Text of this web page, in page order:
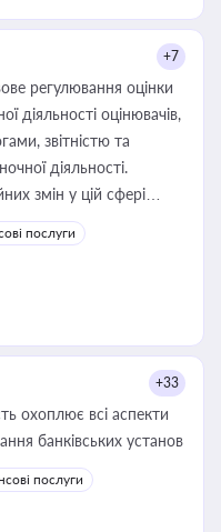
+7
регулювання оцінки
діяльності оцінювачів,
звітністю та
діяльності.
змін у цій сфері
юриста або
приватизації, оренди
і перевірки
послуги
+33
охоплює всі аспекти
банківських установ
послуги